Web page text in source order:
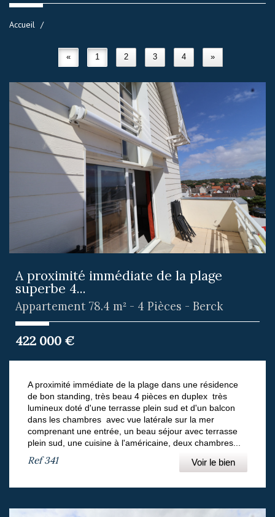
Accueil
« 1 2 3 4 »
A proximité immédiate de la plage
superbe 4...
Appartement 78.4 m² - 4 Pièces - Berck
422 000 €
A proximité immédiate de la plage dans une résidence
de bon standing, très beau 4 pièces en duplex très
lumineux doté d'une terrasse plein sud et d'un balcon
dans les chambres avec vue latérale sur la mer
comprenant une entrée, un beau séjour avec terrasse
plein sud, une cuisine à l'américaine, deux chambres...
Ref341 Voir le bien